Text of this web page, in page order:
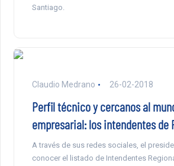
Santiago.
Claudio Medrano 26-02-2018
Perfil técnico y cercanos al
empresarial: los intendentes de
A través de sus redes sociales, el
conocer el listado de Intendentes